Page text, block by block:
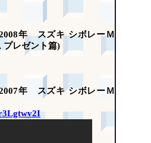
年 スズキ シボレーＭ
プレゼント篇)
年 スズキ シボレーＭ